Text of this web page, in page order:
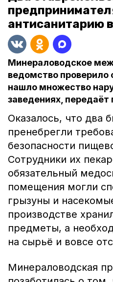
антисанитарию
Минераловодское
ведомство проверило
нашло множество
заведениях, передаёт
Оказалось, что два
пренебрегли
безопасности
Сотрудники их
обязательный
помещения могли
грызуны и
производстве
предметы, а
на сырьё и вовсе
Минераловодская